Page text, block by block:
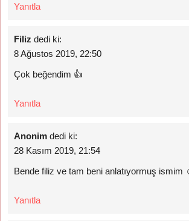
Yanıtla
Filiz dedi ki:
8 Ağustos 2019, 22:50
Çok beğendim 👍
Yanıtla
Anonim dedi ki:
28 Kasım 2019, 21:54
Bende filiz ve tam beni anlatıyormuş
Yanıtla